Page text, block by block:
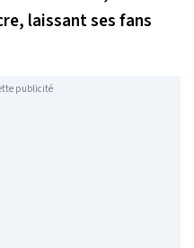
laissant ses fans
publicité